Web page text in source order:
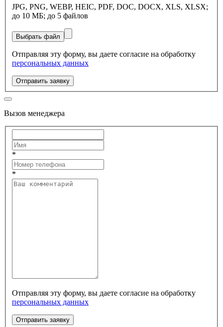
JPG, PNG, WEBP, HEIC, PDF, DOC, DOCX, XLS, XLSX;
до 10 МБ; до 5 файлов
Выбрать файл
Отправляя эту форму, вы даете согласие на обработку
персональных данных
Отправить заявку
Вызов менеджера
*
*
Отправляя эту форму, вы даете согласие на обработку
персональных данных
Отправить заявку